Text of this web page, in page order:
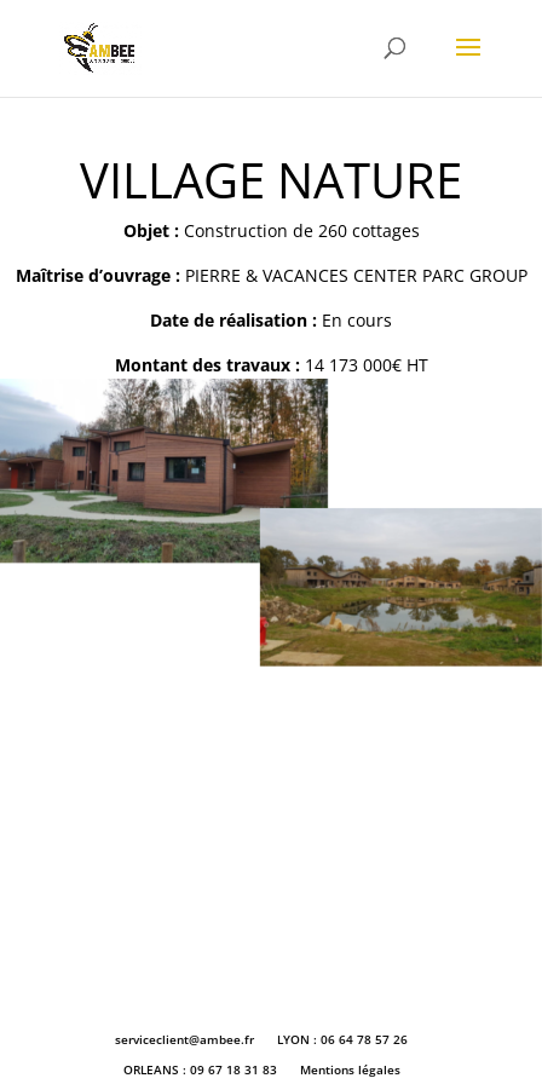
VILLAGE NATURE
Objet :Construction de 260 cottages
Maîtrise d’ouvrage :PIERRE & VACANCES CENTER PARC GROUP
Date de réalisation : En cours
Montant des travaux :14 173 000€ HT
serviceclient@ambee.fr
LYON : 06 64 78 57 26
ORLEANS : 09 67 18 31 83
Mentions légales